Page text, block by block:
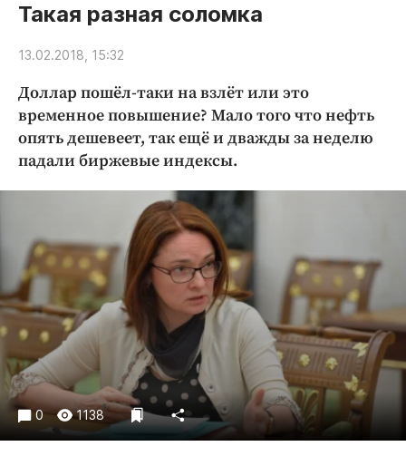
Новости компаний
Статьи
Народные новости
Авто и транспорт
Благоустройство
Криминал
Культура
Недвижимость и ЖКХ
Образование
Общество
Погода
Праздники
Происшествия
Спорт
Экономика и бизнес
ПРОЕКТЫ
Такая разная соломка
13.02.2018, 15:32
Доллар пошёл-таки на взлёт или это
временное повышение? Мало того что нефть
опять дешевеет, так ещё и дважды за неделю
падали биржевые индексы.
0 1138